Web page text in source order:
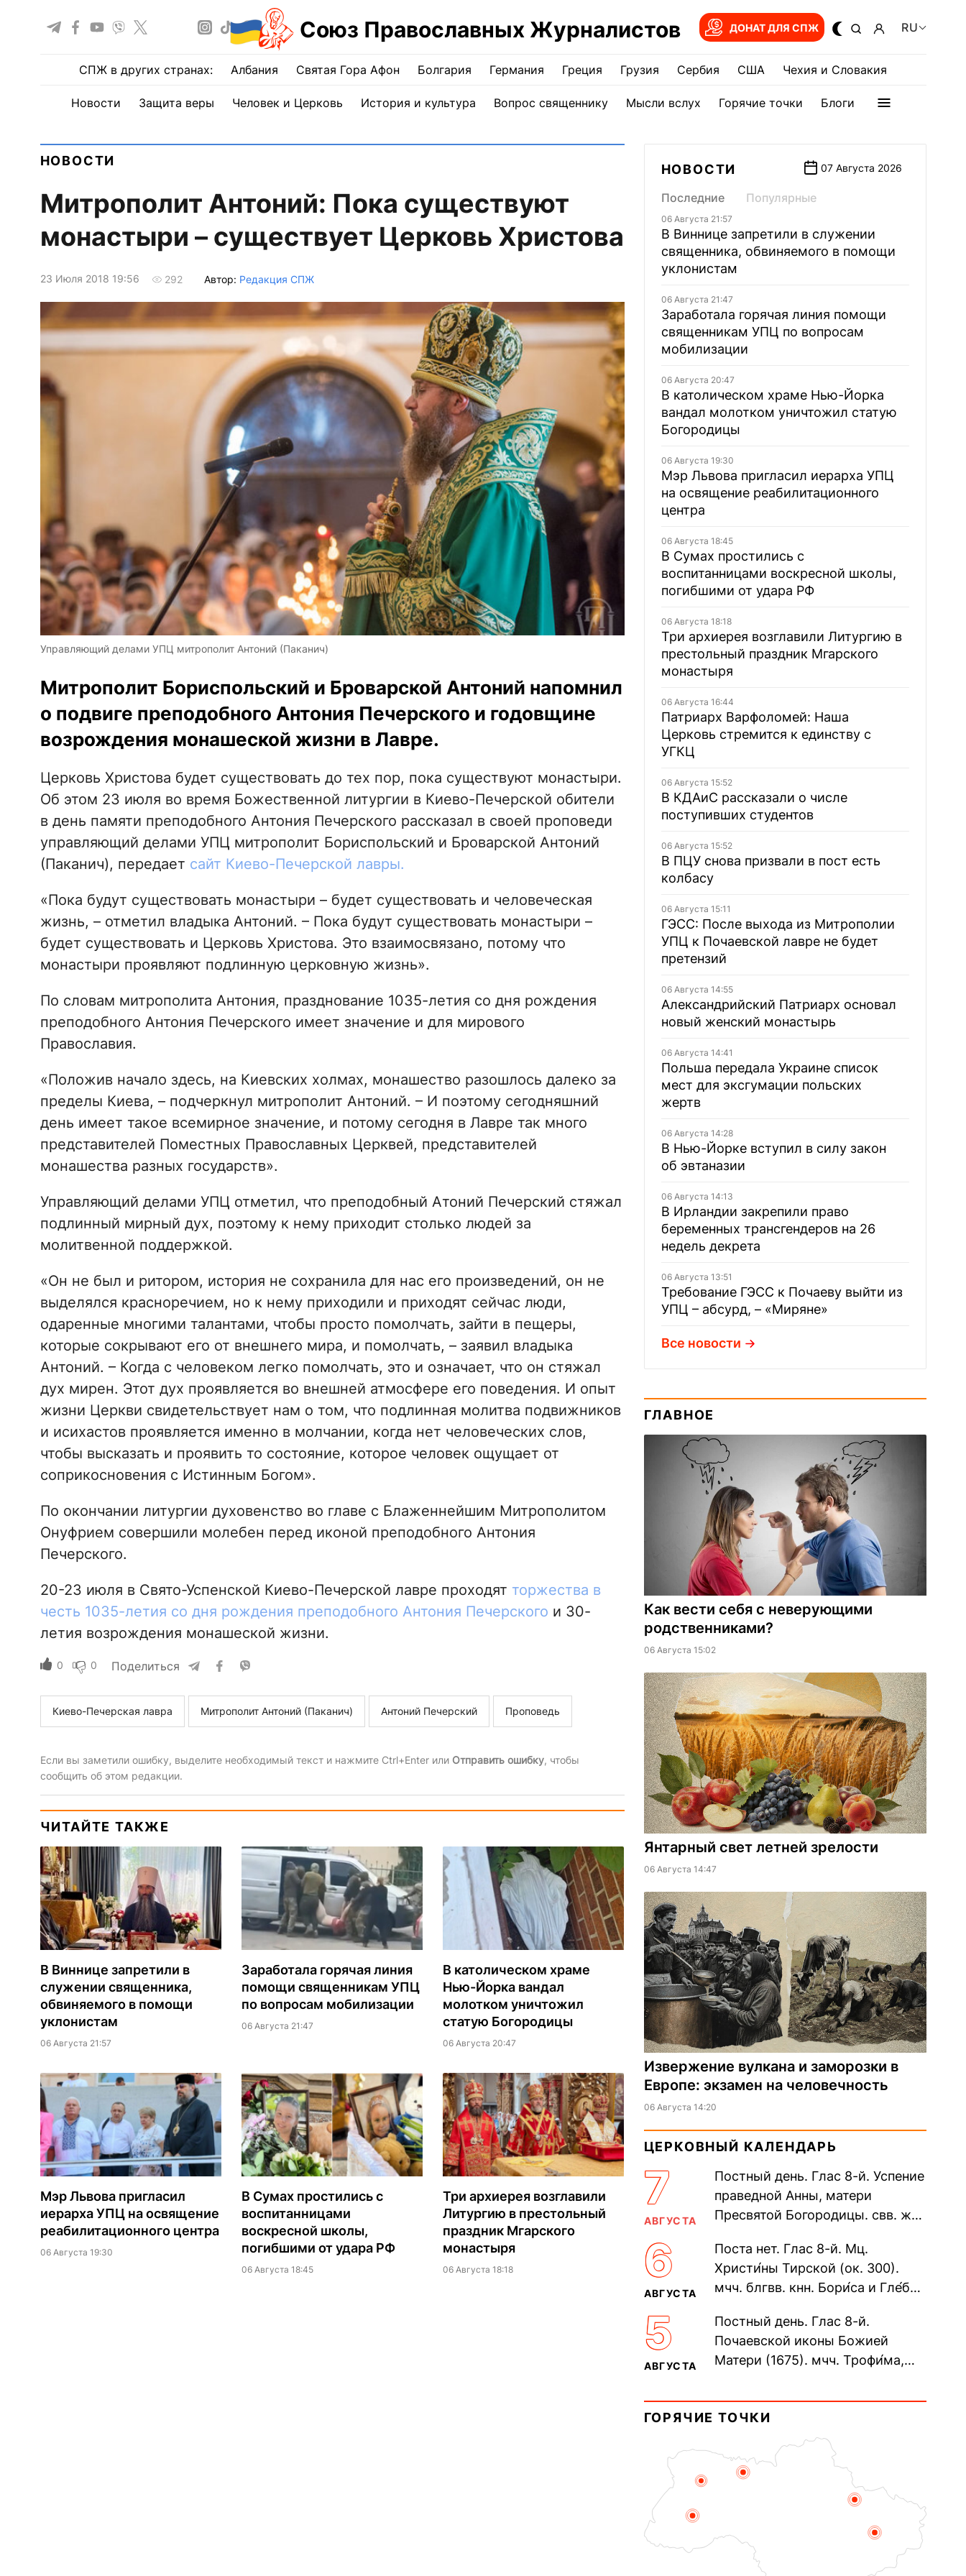
Союз Православных Журналистов ДОНАТ ДЛЯ СПЖ RU
СПЖ в других странах: Албания Святая Гора Афон Болгария Германия Греция Грузия Сербия США Чехия и Словакия
Новости Защита веры Человек и Церковь История и культура Вопрос священнику Мысли вслух Горячие точки Блоги
НОВОСТИ
Митрополит Антоний: Пока существуют
монастыри – существует Церковь Христова
23 Июля 2018 19:56 292 Автор: Редакция СПЖ
Управляющий делами УПЦ митрополит Антоний (Паканич)
Митрополит Бориспольский и Броварской Антоний напомнил
о подвиге преподобного Антония Печерского и годовщине
возрождения монашеской жизни в Лавре.
Церковь Христова будет существовать до тех пор, пока существуют монастыри.
Об этом 23 июля во время Божественной литургии в Киево-Печерской обители
в день памяти преподобного Антония Печерского рассказал в своей проповеди
управляющий делами УПЦ митрополит Бориспольский и Броварской Антоний
(Паканич), передает сайт Киево-Печерской лавры.
«Пока будут существовать монастыри – будет существовать и человеческая
жизнь, – отметил владыка Антоний. – Пока будут существовать монастыри –
будет существовать и Церковь Христова. Это взаимосвязано, потому что
монастыри проявляют подлинную церковную жизнь».
По словам митрополита Антония, празднование 1035-летия со дня рождения
преподобного Антония Печерского имеет значение и для мирового
Православия.
«Положив начало здесь, на Киевских холмах, монашество разошлось далеко за
пределы Киева, – подчеркнул митрополит Антоний. – И поэтому сегодняшний
день имеет такое всемирное значение, и потому сегодня в Лавре так много
представителей Поместных Православных Церквей, представителей
монашества разных государств».
Управляющий делами УПЦ отметил, что преподобный Атоний Печерский стяжал
подлинный мирный дух, поэтому к нему приходит столько людей за
молитвенной поддержкой.
«Он не был и ритором, история не сохранила для нас его произведений, он не
выделялся красноречием, но к нему приходили и приходят сейчас люди,
одаренные многими талантами, чтобы просто помолчать, зайти в пещеры,
которые сокрывают его от внешнего мира, и помолчать, – заявил владыка
Антоний. – Когда с человеком легко помолчать, это и означает, что он стяжал
дух мирен. Этот дух проявляется во внешней атмосфере его поведения. И опыт
жизни Церкви свидетельствует нам о том, что подлинная молитва подвижников
и исихастов проявляется именно в молчании, когда нет человеческих слов,
чтобы высказать и проявить то состояние, которое человек ощущает от
соприкосновения с Истинным Богом».
По окончании литургии духовенство во главе с Блаженнейшим Митрополитом
Онуфрием совершили молебен перед иконой преподобного Антония
Печерского.
20-23 июля в Свято-Успенской Киево-Печерской лавре проходят торжества в
честь 1035-летия со дня рождения преподобного Антония Печерского и 30-
летия возрождения монашеской жизни.
0 0 Поделиться
Киево-Печерская лавра Митрополит Антоний (Паканич) Антоний Печерский Проповедь
Если вы заметили ошибку, выделите необходимый текст и нажмите Ctrl+Enter или Отправить ошибку, чтобы
сообщить об этом редакции.
ЧИТАЙТЕ ТАКЖЕ
В Виннице запретили в
служении священника,
обвиняемого в помощи
уклонистам
06 Августа 21:57
Заработала горячая линия
помощи священникам УПЦ
по вопросам мобилизации
06 Августа 21:47
В католическом храме
Нью-Йорка вандал
молотком уничтожил
статую Богородицы
06 Августа 20:47
Мэр Львова пригласил
иерарха УПЦ на освящение
реабилитационного центра
06 Августа 19:30
В Сумах простились с
воспитанницами
воскресной школы,
погибшими от удара РФ
06 Августа 18:45
Три архиерея возглавили
Литургию в престольный
праздник Мгарского
монастыря
06 Августа 18:18
НОВОСТИ 07 Августа 2026
Последние Популярные
06 Августа 21:57
В Виннице запретили в служении
священника, обвиняемого в помощи
уклонистам
06 Августа 21:47
Заработала горячая линия помощи
священникам УПЦ по вопросам
мобилизации
06 Августа 20:47
В католическом храме Нью-Йорка
вандал молотком уничтожил статую
Богородицы
06 Августа 19:30
Мэр Львова пригласил иерарха УПЦ
на освящение реабилитационного
центра
06 Августа 18:45
В Сумах простились с
воспитанницами воскресной школы,
погибшими от удара РФ
06 Августа 18:18
Три архиерея возглавили Литургию в
престольный праздник Мгарского
монастыря
06 Августа 16:44
Патриарх Варфоломей: Наша
Церковь стремится к единству с
УГКЦ
06 Августа 15:52
В КДАиС рассказали о числе
поступивших студентов
06 Августа 15:52
В ПЦУ снова призвали в пост есть
колбасу
06 Августа 15:11
ГЭСС: После выхода из Митрополии
УПЦ к Почаевской лавре не будет
претензий
06 Августа 14:55
Александрийский Патриарх основал
новый женский монастырь
06 Августа 14:41
Польша передала Украине список
мест для эксгумации польских
жертв
06 Августа 14:28
В Нью-Йорке вступил в силу закон
об эвтаназии
06 Августа 14:13
В Ирландии закрепили право
беременных трансгендеров на 26
недель декрета
06 Августа 13:51
Требование ГЭСС к Почаеву выйти из
УПЦ – абсурд, – «Миряне»
Все новости
ГЛАВНОЕ
Как вести себя с неверующими
родственниками?
06 Августа 15:02
Янтарный свет летней зрелости
06 Августа 14:47
Извержение вулкана и заморозки в
Европе: экзамен на человечность
06 Августа 14:20
ЦЕРКОВНЫЙ КАЛЕНДАРЬ
7
АВГУСТА
Постный день. Глас 8-й. Успение
праведной Анны, матери
Пресвятой Богородицы. свв. жен
прп. Евпракси́и девы,...
6
АВГУСТА
Поста нет. Глас 8-й. Мц.
Христи́ны Тирской (ок. 300).
мчч. блгвв. кнн. Бори́са и Гле́ба,
Дави́да (1015). Прп....
5
АВГУСТА
Постный день. Глас 8-й.
Почаевской иконы Божией
Матери (1675). мчч. Трофи́ма,
мучеников (284–305). прав.
воина Фео́дора...
ГОРЯЧИЕ ТОЧКИ